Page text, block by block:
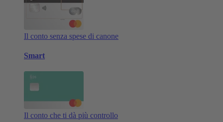
Il conto senza spese di canone
Smart
Il conto che ti dà più controllo